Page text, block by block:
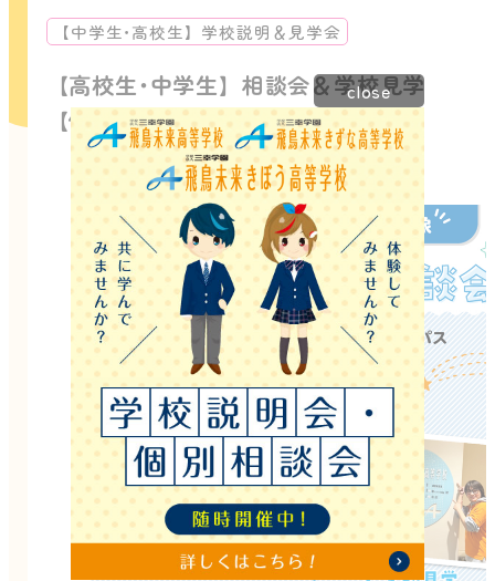
【高校生･中学生】相談会＆学校見学
【保護者同伴歓迎‼️】
【中学生･高校生】学校説明＆見学会
close